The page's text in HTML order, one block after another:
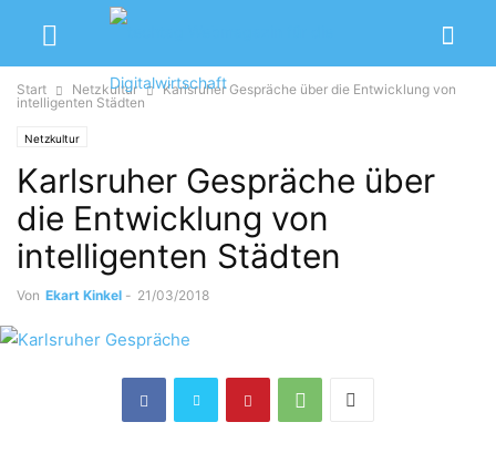
Start Netzkultur
Karlsruher Gespräche über die Entwicklung von
intelligenten Städten
Netzkultur
Karlsruher Gespräche über
die Entwicklung von
intelligenten Städten
Von Ekart Kinkel - 21/03/2018